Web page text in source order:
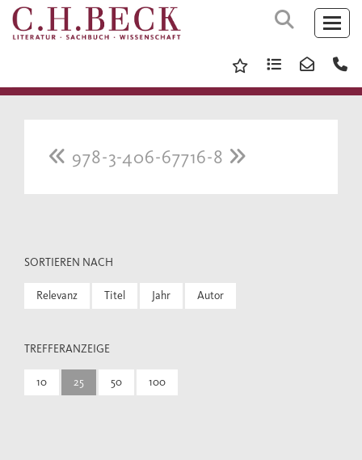
978-3-406-67716-8
SORTIEREN NACH
Relevanz Titel Jahr Autor
TREFFERANZEIGE
10 25 50 100